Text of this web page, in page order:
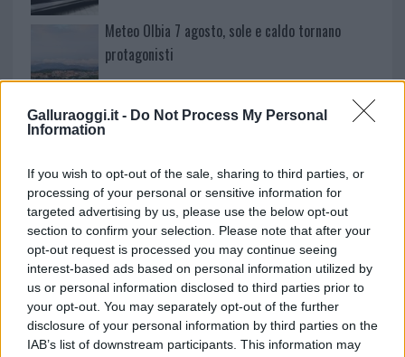
Galluraoggi.it - Do Not Process My Personal
Information
If you wish to opt-out of the sale, sharing to third parties, or
processing of your personal or sensitive information for
targeted advertising by us, please use the below opt-out
section to confirm your selection. Please note that after your
opt-out request is processed you may continue seeing
interest-based ads based on personal information utilized by
us or personal information disclosed to third parties prior to
your opt-out. You may separately opt-out of the further
disclosure of your personal information by third parties on the
IAB’s list of downstream participants. This information may
Meteo Olbia 7 agosto, sole e caldo tornano
protagonisti
Test tunnel Olbia: rampe chiuse ancora fino a
fine agosto
Aggius conquista la classifica delle mete più
amate dell’estate 2026